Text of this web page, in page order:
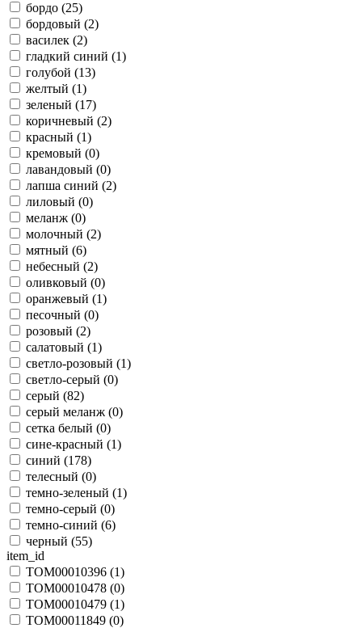
бордо (25)
бордовый (2)
василек (2)
гладкий синий (1)
голубой (13)
желтый (1)
зеленый (17)
коричневый (2)
красный (1)
кремовый (0)
лавандовый (0)
лапша синий (2)
лиловый (0)
меланж (0)
молочный (2)
мятный (6)
небесный (2)
оливковый (0)
оранжевый (1)
песочный (0)
розовый (2)
салатовый (1)
светло-розовый (1)
светло-серый (0)
серый (82)
серый меланж (0)
сетка белый (0)
сине-красный (1)
синий (178)
телесный (0)
темно-зеленый (1)
темно-серый (0)
темно-синий (6)
черный (55)
item_id
TOM00010396 (1)
TOM00010478 (0)
TOM00010479 (1)
TOM00011849 (0)